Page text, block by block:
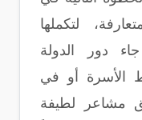
لتكملها
دور الدولة
الأسرة أو في
مشاعر لطيفة